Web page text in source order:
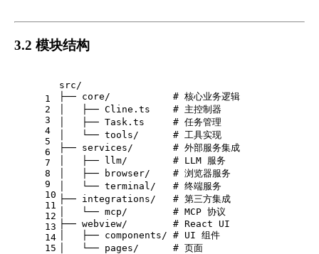
3.2 模块结构
1
2
3
4
5
6
7
8
9
10
11
12
13
14
15
src/
├── core/           # 核心业务逻辑
│   ├── Cline.ts    # 主控制器
│   ├── Task.ts     # 任务管理
│   └── tools/      # 工具实现
├── services/       # 外部服务集成
│   ├── llm/        # LLM 服务
│   ├── browser/    # 浏览器服务
│   └── terminal/   # 终端服务
├── integrations/   # 第三方集成
│   └── mcp/        # MCP 协议
├── webview/        # React UI
│   ├── components/ # UI 组件
│   └── pages/      # 页面